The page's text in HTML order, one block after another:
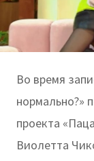
Во время
нормально?»
проекта
Виолетта